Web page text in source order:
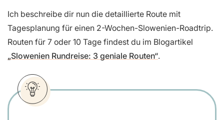
Ich beschreibe dir nun die detaillierte Route mit
Tagesplanung für einen 2-Wochen-Slowenien-Roadtrip.
Routen für 7 oder 10 Tage findest du im Blogartikel
„Slowenien Rundreise: 3 geniale Routen“.